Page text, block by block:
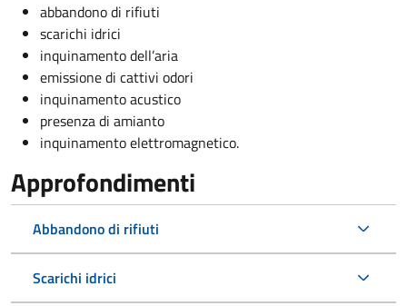
abbandono di rifiuti
scarichi idrici
inquinamento dell’aria
emissione di cattivi odori
inquinamento acustico
presenza di amianto
inquinamento elettromagnetico.
Approfondimenti
Abbandono di rifiuti
Scarichi idrici